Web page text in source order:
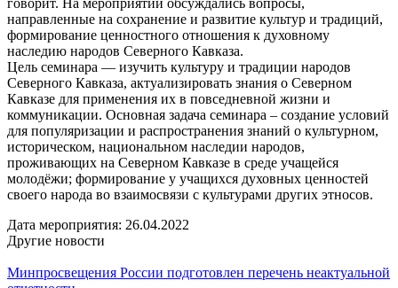
говорит. На мероприятии обсуждались вопросы,
направленные на сохранение и развитие культур и традиций,
формирование ценностного отношения к духовному
наследию народов Северного Кавказа.
Цель семинара — изучить культуру и традиции народов
Северного Кавказа, актуализировать знания о Северном
Кавказе для применения их в повседневной жизни и
коммуникации. Основная задача семинара – создание условий
для популяризации и распространения знаний о культурном,
историческом, национальном наследии народов,
проживающих на Северном Кавказе в среде учащейся
молодёжи; формирование у учащихся духовных ценностей
своего народа во взаимосвязи с культурами других этносов.
Дата мероприятия: 26.04.2022
Другие новости
Минпросвещения России подготовлен перечень неактуальной